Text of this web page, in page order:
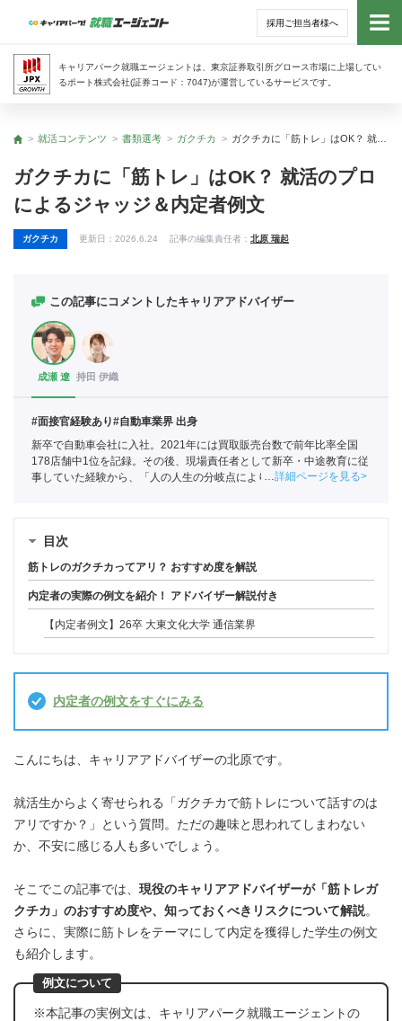
採用ご担当者様へ
キャリアパーク就職エージェントは、東京証券取引所グロース市場に上場してい
るポート株式会社(証券コード：7047)が運営しているサービスです。
トッ
トップ
就活コンテンツ 書類選考 ガクチカ
ガクチカに「筋トレ」はOK？ 就活のプロ
によるジャッジ＆内定者例文
ガクチカ 更新日： 2026.6.24 記事の編集責任者： 北原 瑞起
この記事にコメントしたキャリアアドバイザー
成瀬 遼 持田 伊織
#面接官経験あり#自動車業界 出身
新卒で自動車会社に入社。2021年には買取販売台数で前年比率全国
178店舗中1位を記録。その後、現場責任者として新卒・中途教育に従
事していた経験から、「人の人生の分岐点によりかかわりたい」と思
詳細ページを見る
目次
筋トレのガクチカってアリ？ おすすめ度を解説
内定者の実際の例文を紹介！ アドバイザー解説付き
【内定者例文】26卒 大東文化大学 通信業界
内定者の例文をすぐにみる
こんにちは、キャリアアドバイザーの北原です。
就活生からよく寄せられる「ガクチカで筋トレについて話すのは
アリですか？」という質問。ただの趣味と思われてしまわない
か、不安に感じる人も多いでしょう。
そこでこの記事では、 現役のキャリアアドバイザーが「筋トレガ
クチカ」のおすすめ度や、知っておくべきリスクについて解説。
さらに、実際に筋トレをテーマにして内定を獲得した学生の例文
も紹介します。
例文について
※本記事の実例文は、キャリアパーク就職エージェントの